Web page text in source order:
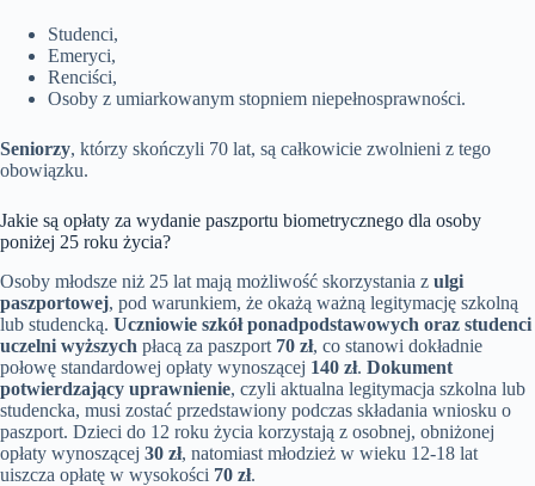
Studenci,
Emeryci,
Renciści,
Osoby z umiarkowanym stopniem niepełnosprawności.
Seniorzy, którzy skończyli 70 lat, są całkowicie zwolnieni z tego
obowiązku.
Jakie są opłaty za wydanie paszportu biometrycznego dla osoby
poniżej 25 roku życia?
Osoby młodsze niż 25 lat mają możliwość skorzystania z ulgi
paszportowej, pod warunkiem, że okażą ważną legitymację szkolną
lub studencką. Uczniowie szkół ponadpodstawowych oraz studenci
uczelni wyższych płacą za paszport 70 zł, co stanowi dokładnie
połowę standardowej opłaty wynoszącej 140 zł. Dokument
potwierdzający uprawnienie, czyli aktualna legitymacja szkolna lub
studencka, musi zostać przedstawiony podczas składania wniosku o
paszport. Dzieci do 12 roku życia korzystają z osobnej, obniżonej
opłaty wynoszącej 30 zł, natomiast młodzież w wieku 12-18 lat
uiszcza opłatę w wysokości 70 zł.